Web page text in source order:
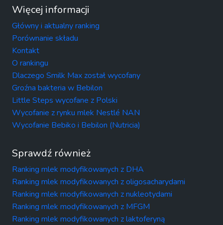
Więcej informacji
Główny i aktualny ranking
Porównanie składu
Kontakt
O rankingu
Dlaczego Smilk Max został wycofany
Groźna bakteria w Bebilon
Little Steps wycofane z Polski
Wycofanie z rynku mlek Nestlé NAN
Wycofanie Bebiko i Bebilon (Nutricia)
Sprawdź również
Ranking mlek modyfikowanych z DHA
Ranking mlek modyfikowanych z oligosacharydami
Ranking mlek modyfikowanych z nukleotydami
Ranking mlek modyfikowanych z MFGM
Ranking mlek modyfikowanych z laktoferyną